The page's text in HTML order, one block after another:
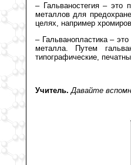
– Гальваностегия – это
металлов для
целях, например
– Гальванопластика –
металла. Путем
типографические,
Учитель. Давайте